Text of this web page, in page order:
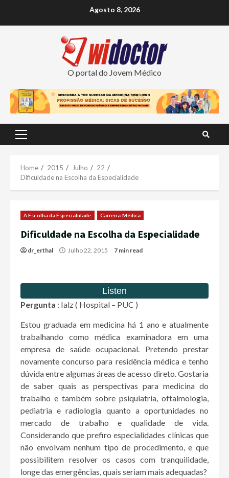
Agosto 8, 2026
O portal do Jovem Médico
Primary
Home 2015 Julho
22
Dificuldade na Escolha da Especialidade
A Escolha da Especialidade Carreira Médica
Dificuldade na Escolha da Especialidade
dr_erthal Julho 22, 2015 7 min read
Pergunta : Ialz ( Hospital – PUC )
Estou graduada em medicina há 1 ano e atualmente
trabalhando como médica examinadora em uma
empresa de saúde ocupacional. Pretendo prestar
novamente concurso para residência médica e tenho
dúvida entre algumas áreas de acesso direto. Gostaria
de saber quais as perspectivas para medicina do
trabalho e também sobre psiquiatria, oftalmologia,
pediatria e radiologia quanto a oportunidades no
mercado de trabalho e qualidade de vida.
Considerando que prefiro especialidades clínicas que
não envolvam nenhum tipo de procedimento, e que
possibilitem resolver os casos com tranquilidade,
longe das emergências, quais seriam mais adequadas?